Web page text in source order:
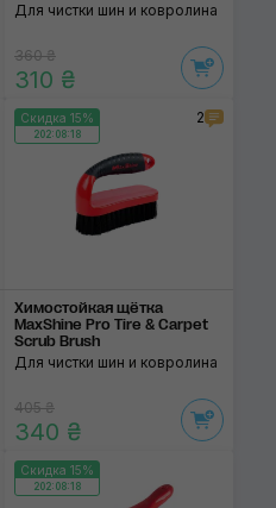
Для чистки шин и ковролина
360 ₴
310 ₴
Скидка 15%
202:08:17
2
Химостойкая щётка
MaxShine Pro Tire & Carpet
Scrub Brush
Для чистки шин и ковролина
405 ₴
340 ₴
Скидка 15%
202:08:17